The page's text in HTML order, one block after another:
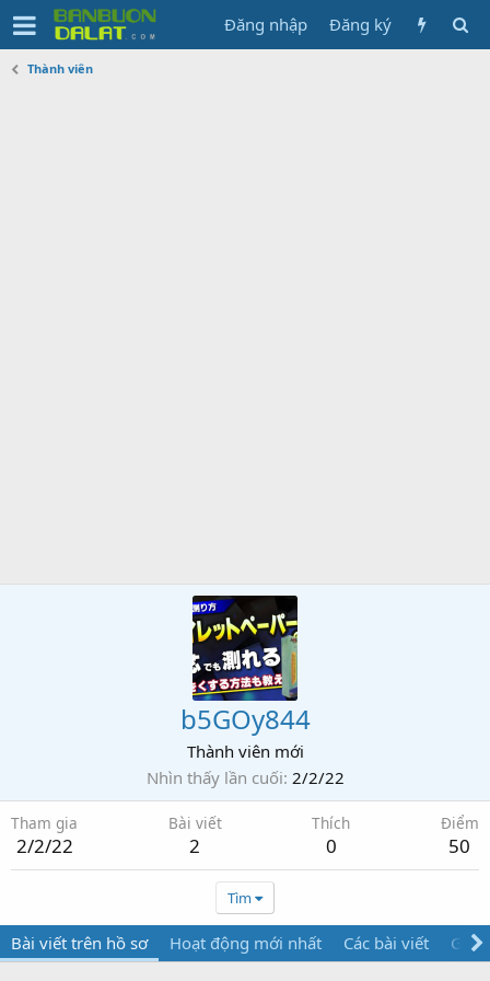
Đăng nhập Đăng ký
Thành viên
b5GOy844
Thành viên mới
Nhìn thấy lần cuối 2/2/22
Tham gia
2/2/22
Bài viết
2
Thích
0
Điểm
50
Tìm
Bài viết trên hồ sơ Hoạt động mới nhất Các bài viết Giới